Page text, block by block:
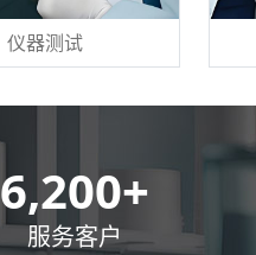
仪器测试
8,500+
服务客户